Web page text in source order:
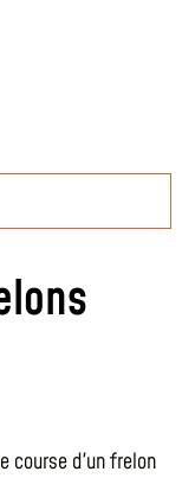
course d'un frelon